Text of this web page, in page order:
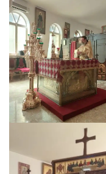
т
н
и
ц
е
.
Д
н